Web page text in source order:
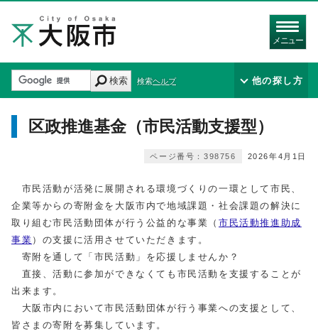
メニュー
検索 検索ヘルプ 他の探し方
区政推進基金（市民活動支援型）
2026年4月1日
ページ番号：398756
市民活動が活発に展開される環境づくりの一環として市民、
企業等からの寄附金を大阪市内で地域課題・社会課題の解決に
取り組む市民活動団体が行う公益的な事業（市民活動推進助成
事業 ）の支援に活用させていただきます。
寄附を通して「市民活動」を応援しませんか？
直接、活動に参加ができなくても市民活動を支援することが
出来ます。
大阪市内において市民活動団体が行う事業への支援として、
皆さまの寄附を募集しています。